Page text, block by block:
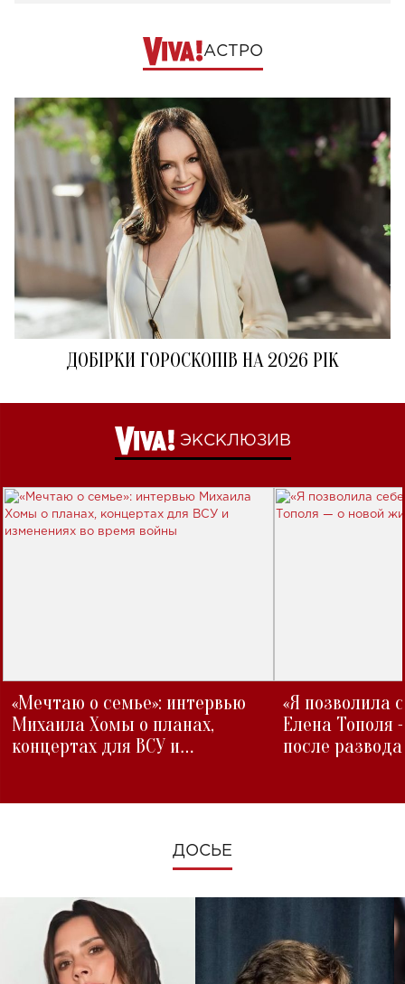
АСТРО
ДОБІРКИ ГОРОСКОПІВ НА 2026 РІК
ЭКСКЛЮЗИВ
«Мечтаю о семье»: интервью
Михаила Хомы о планах,
концертах для ВСУ и
«Я позволила
Елена Тополя
после развода
ДОСЬЕ